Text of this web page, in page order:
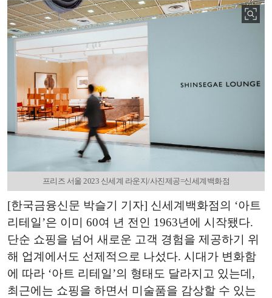
프리즈 서울 2023 신세계 라운지/사진제공=신세계백화점
[한국금융신문 박슬기 기자] 신세계백화점의 ‘아트
리테일’은 이미 60여 년 전인 1963년에 시작됐다.
단순 쇼핑을 넘어 새로운 고객 경험을 제공하기 위
해 업계에서도 선제적으로 나섰다. 시대가 변화함
에 따라 ‘아트 리테일’의 형태도 달라지고 있는데,
최근에는 쇼핑을 하면서 미술품을 감상할 수 있는